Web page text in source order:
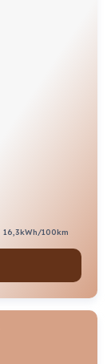
16,3kWh/100km